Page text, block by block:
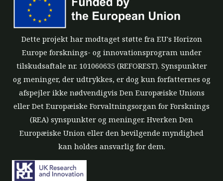
Dette projekt har modtaget støtte fra EU's Horizon
Europe forsknings- og innovationsprogram under
tilskudsaftale nr. 101060635 (REFOREST). Synspunkter
og meninger, der udtrykkes, er dog kun forfatternes og
afspejler ikke nødvendigvis Den Europæiske Unions
eller Det Europæiske Forvaltningsorgan for Forsknings
(REA) synspunkter og meninger. Hverken Den
Europæiske Union eller den bevilgende myndighed
kan holdes ansvarlig for dem.